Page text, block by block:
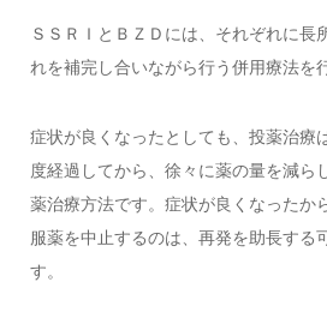
ＳＳＲＩとＢＺＤには、それぞれに長
れを補完し合いながら行う併用療法を
症状が良くなったとしても、投薬治療
度経過してから、徐々に薬の量を減ら
薬治療方法です。症状が良くなったか
服薬を中止するのは、再発を助長する
す。